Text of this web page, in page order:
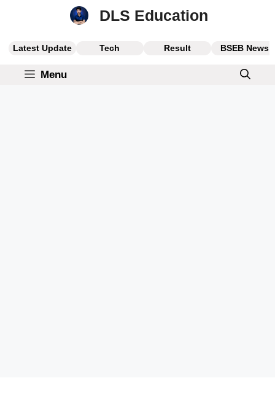
DLS Education
Latest Update Tech Result BSEB News
Menu